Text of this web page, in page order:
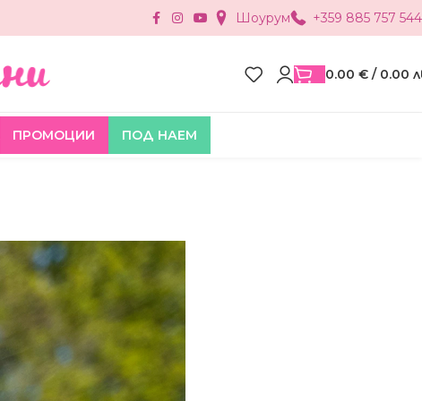
Шоурум +359 885 757 544
0.00 € / 0.00
ПРОМОЦИИ ПОД НАЕМ